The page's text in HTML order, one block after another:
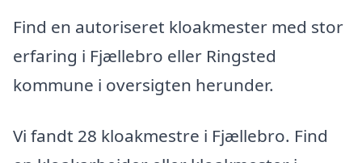
Find en autoriseret kloakmester med stor
erfaring i Fjællebro eller Ringsted
kommune i oversigten herunder.
Vi fandt 28 kloakmestre i Fjællebro. Find